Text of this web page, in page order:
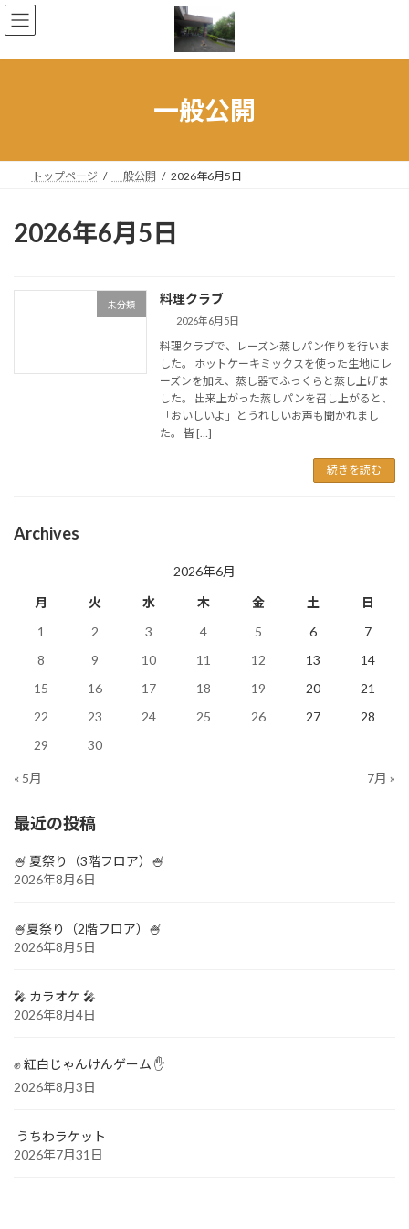
コ
ン
ン
ナ
ビ
ー
一般公開
トップページ 一般公開 2026年6月5日
2026年6月5日
未分類 料理クラブ
2026年6月5日
料理クラブで、レーズン蒸しパン作りを行いま
した。 ホットケーキミックスを使った生地にレ
ーズンを加え、蒸し器でふっくらと蒸し上げま
した。 出来上がった蒸しパンを召し上がると、
「おいしいよ」とうれしいお声も聞かれまし
た。 皆 […]
続きを読む
Archives
2026年6月
月
火 水 木 金 土
日
1
2 3 4 5 6
7
8
9 10 11 12 13
14
15
16 17 18 19 20
21
22
23 24 25 26 27
28
29
30
« 5月 7月 »
最近の投稿
🍧 夏祭り（3階フロア）🍧
2026年8月6日
🍧夏祭り（2階フロア）🍧
2026年8月5日
🎤 カラオケ 🎤
2026年8月4日
✊ 紅白じゃんけんゲーム ✋
2026年8月3日
うちわラケット
2026年7月31日